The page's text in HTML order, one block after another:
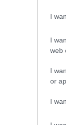
I
I
web
I
or
I
των
Νέα
Η Mercedes
Νοημοσύνης